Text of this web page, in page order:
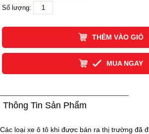
Số lượng:
THÊM VÀO GIỎ
MUA NGAY
Thông Tin Sản Phẩm
Các loại xe ô tô khi được bán ra thị trường đã